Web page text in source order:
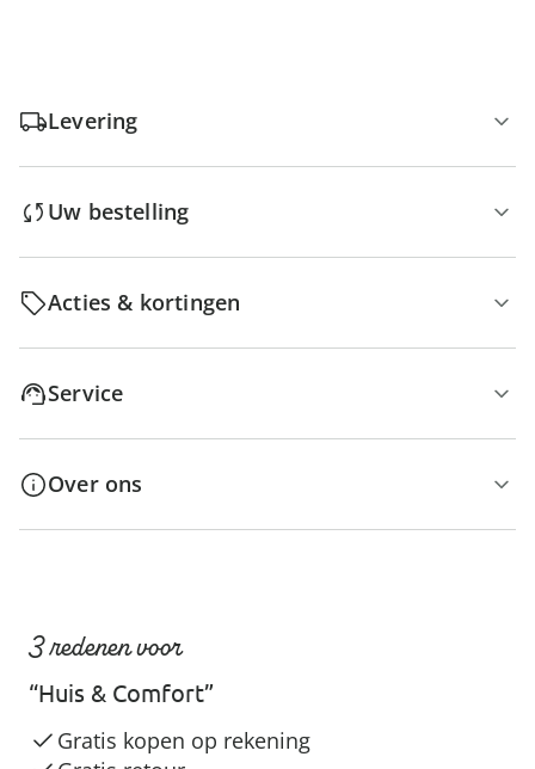
Levering
Uw bestelling
Acties & kortingen
Service
Over ons
3 redenen voor
“Huis & Comfort”
Gratis kopen op rekening